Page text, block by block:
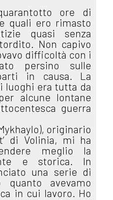
ore di
quali ero rimasto
quasi senza
Non capivo
difficoltà con i
persino sulle
in causa. La
luoghi era tutta da
alcune lontane
guerra
originario
di Volinia, mi ha
meglio la
e storica. In
una serie di
avevamo
in cui lavoro. Ho